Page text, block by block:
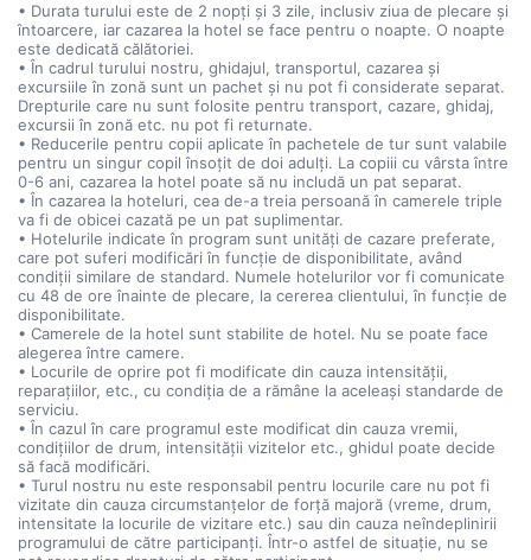
• Durata turului este de 2 nopți și 3 zile, inclusiv ziua de plecare și
întoarcere, iar cazarea la hotel se face pentru o noapte. O noapte
este dedicată călătoriei.
• În cadrul turului nostru, ghidajul, transportul, cazarea și
excursiile în zonă sunt un pachet și nu pot fi considerate separat.
Drepturile care nu sunt folosite pentru transport, cazare, ghidaj,
excursii în zonă etc. nu pot fi returnate.
• Reducerile pentru copii aplicate în pachetele de tur sunt valabile
pentru un singur copil însoțit de doi adulți. La copiii cu vârsta între
0-6 ani, cazarea la hotel poate să nu includă un pat separat.
• În cazarea la hoteluri, cea de-a treia persoană în camerele triple
va fi de obicei cazată pe un pat suplimentar.
• Hotelurile indicate în program sunt unități de cazare preferate,
care pot suferi modificări în funcție de disponibilitate, având
condiții similare de standard. Numele hotelurilor vor fi comunicate
cu 48 de ore înainte de plecare, la cererea clientului, în funcție de
disponibilitate.
• Camerele de la hotel sunt stabilite de hotel. Nu se poate face
alegerea între camere.
• Locurile de oprire pot fi modificate din cauza intensității,
reparațiilor, etc., cu condiția de a rămâne la aceleași standarde de
serviciu.
• În cazul în care programul este modificat din cauza vremii,
condițiilor de drum, intensității vizitelor etc., ghidul poate decide
să facă modificări.
• Turul nostru nu este responsabil pentru locurile care nu pot fi
vizitate din cauza circumstanțelor de forță majoră (vreme, drum,
intensitate la locurile de vizitare etc.) sau din cauza neîndeplinirii
programului de către participanți. Într-o astfel de situație, nu se